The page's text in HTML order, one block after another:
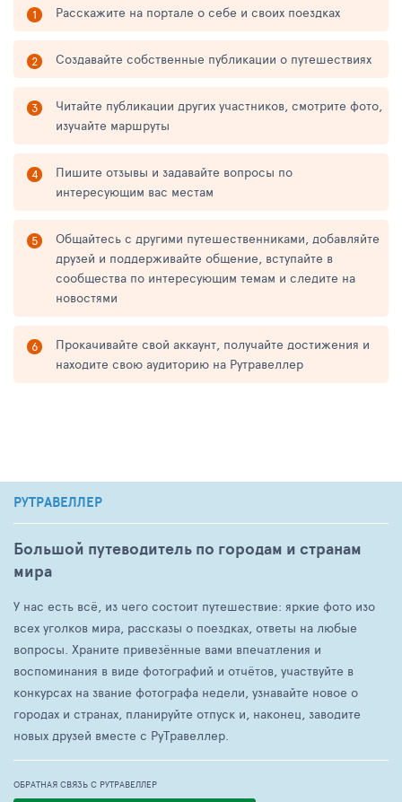
Расскажите на портале о себе и своих поездках
Создавайте собственные публикации о путешествиях
Читайте публикации других участников, смотрите фото,
изучайте маршруты
Пишите отзывы и задавайте вопросы по
интересующим вас местам
Общайтесь с другими путешественниками, добавляйте
друзей и поддерживайте общение, вступайте в
сообщества по интересующим темам и следите на
новостями
Прокачивайте свой аккаунт, получайте достижения и
находите свою аудиторию на Рутравеллер
РУТРАВЕЛЛЕР
Большой путеводитель по городам и странам
мира
У нас есть всё, из чего состоит путешествие: яркие фото изо
всех уголков мира, рассказы о поездках, ответы на любые
вопросы. Храните привезённые вами впечатления и
воспоминания в виде фотографий и отчётов, участвуйте в
конкурсах на звание фотографа недели, узнавайте новое о
городах и странах, планируйте отпуск и, наконец, заводите
новых друзей вместе с РуТравеллер.
ОБРАТНАЯ СВЯЗЬ С РУТРАВЕЛЛЕР